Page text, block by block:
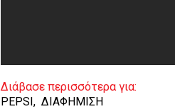
Διάβασε περισσότερα για:
PEPSI, ΔΙΑΦΗΜΙΣΗ